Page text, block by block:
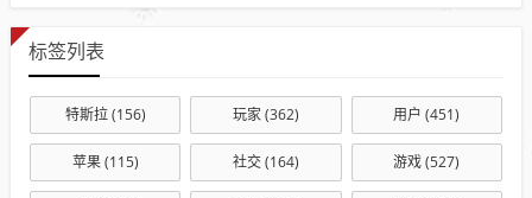
标签列表
特斯拉(156) 玩家(362) 用户 (451)
苹果(115) 社交(164) 游戏(527)